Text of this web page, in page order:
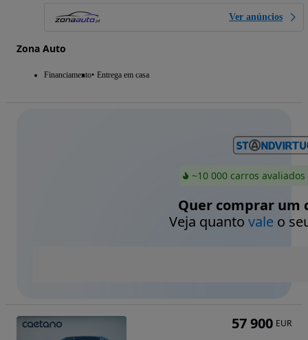
Ver anúncios
Zona Auto
Financiamento Entrega em casa
~10 000 carros
Quer comprar um
Veja quanto valeo
57 900 EUR